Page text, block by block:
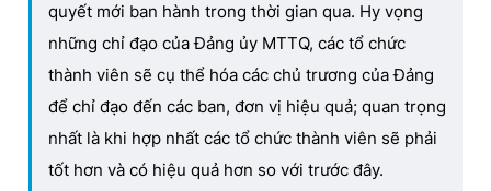
quyết mới ban hành trong thời gian qua. Hy vọng
những chỉ đạo của Đảng ủy MTTQ, các tổ chức
thành viên sẽ cụ thể hóa các chủ trương của Đảng
để chỉ đạo đến các ban, đơn vị hiệu quả; quan trọng
nhất là khi hợp nhất các tổ chức thành viên sẽ phải
tốt hơn và có hiệu quả hơn so với trước đây.